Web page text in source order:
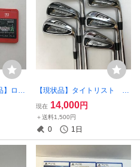
】ロム
ッ
～sw
ズZ
【現状品】タイトリスト A
P2 714 アイアン6本セッ
ト 【ゴルフ-512】
現在 14,000円
＋送料1,500円
0 1日